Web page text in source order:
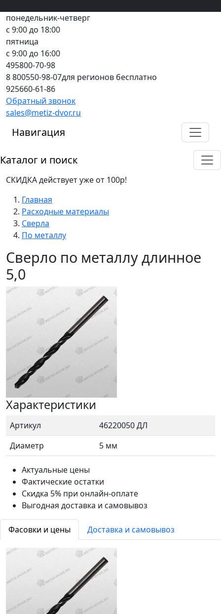
понедельник-четверг
с 9:00 до 18:00
пятница
с 9:00 до 16:00
495800-70-98
8 800550-98-07для регионов бесплатно
925660-61-86
Обратный звонок
sales@metiz-dvor.ru
Навигация
Каталог и поиск
СКИДКА действует уже от 100р!
Главная
Расходные материалы
Сверла
По металлу
Сверло по металлу длинное
5,0
Характеристики
Артикул
46220050 ДЛ
Диаметр
5 мм
Актуальные цены
Фактические остатки
Скидка 5% при онлайн-оплате
Выгодная доставка и самовывоз
Фасовки и цены Доставка и самовывоз